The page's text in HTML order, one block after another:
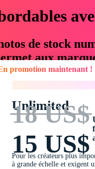
de stock
aux
promotion maintenant !
Unlimited
18 US$
15 US$
Pour les créateurs plus
à grande échelle et exigent